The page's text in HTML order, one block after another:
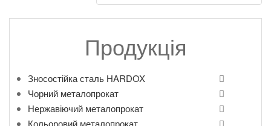
Продукція
Зносостійка сталь HARDOX
Чорний металопрокат
Нержавіючий металопрокат
Кольоровий металопрокат